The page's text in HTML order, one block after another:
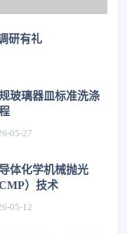
研有礼
玻璃器皿标准洗涤
05-27
体化学机械抛光
CMP）技术
05-12